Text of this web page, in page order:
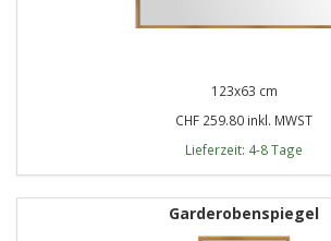
123x63 cm
CHF 259.80 inkl. MWST
Lieferzeit: 4-8 Tage
Garderobenspiegel